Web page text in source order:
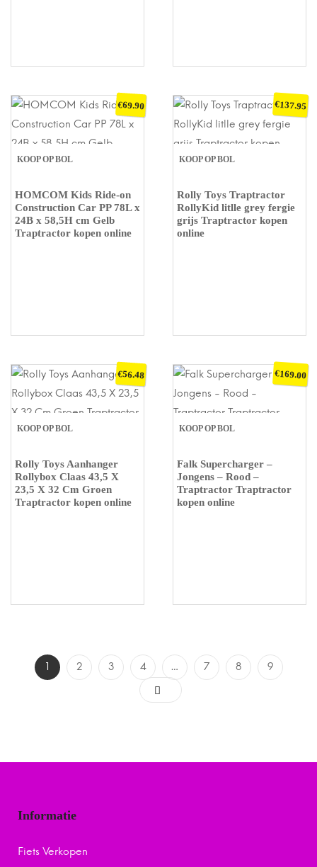
KOOP OP BOL
HOMCOM Kids Ride-on
Construction Car PP 78L x
24B x 58,5H cm Gelb
Traptractor kopen online
€69.90
KOOP OP BOL
Rolly Toys Traptractor
RollyKid litlle grey fergie
grijs Traptractor kopen
online
€137.95
KOOP OP BOL
Rolly Toys Aanhanger
Rollybox Claas 43,5 X
23,5 X 32 Cm Groen
Traptractor kopen online
€56.48
KOOP OP BOL
Falk Supercharger –
Jongens – Rood –
Traptractor Traptractor
kopen online
€169.00
1 2 3 4 … 7 8 9
Informatie
Fiets Verkopen